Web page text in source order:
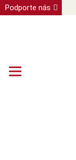
Podporte nás